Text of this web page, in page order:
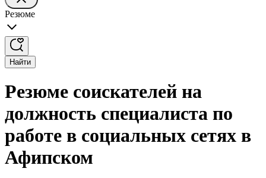
Резюме
Найти
Резюме соискателей на
должность специалиста по
работе в социальных сетях в
Афипском